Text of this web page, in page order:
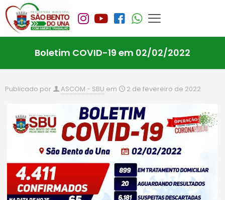
Boletim COVID-19 em 02/02/2022
Publicado por ASCOM - SBU em 2 de fevereiro de 2022